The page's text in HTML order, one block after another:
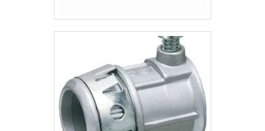
profissionais experientes.A Valfluid
Acessórios Industriais é uma empresa que
tem feito a diferença no mercado pela
seriedade e qualidade que fecha o ciclo de
entrega com excelência para seus
parceiros.